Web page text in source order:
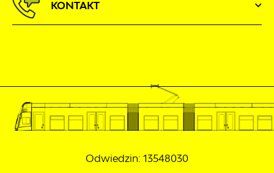
KONTAKT
Odwiedzin: 13548030